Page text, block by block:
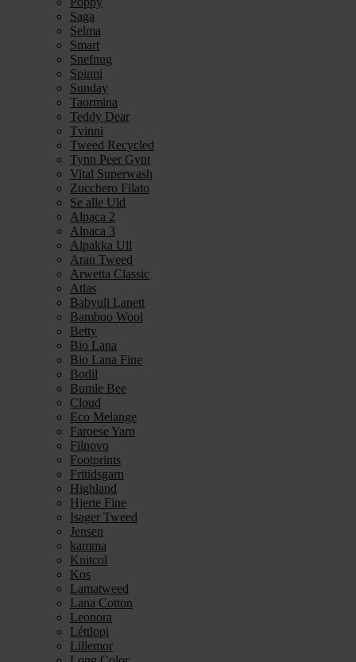
Saga
Selma
Smart
Snefnug
Spinni
Sunday
Taormina
Teddy Dear
Tvinni
Tweed Recycled
Tynn Peer Gynt
Vital Superwash
Zucchero Filato
Se alle Uld
Alpaca 2
Alpaca 3
Alpakka Ull
Aran Tweed
Arwetta Classic
Atlas
Babyull Lanett
Bamboo Wool
Betty
Bio Lana
Bio Lana Fine
Bodil
Bumle Bee
Cloud
Eco Melange
Faroese Yarn
Filnovo
Footprints
Fritidsgarn
Highland
Hjerte Fine
Isager Tweed
Jensen
kamma
Knitcol
Kos
Lamatweed
Lana Cotton
Leonora
Léttlopi
Lillemor